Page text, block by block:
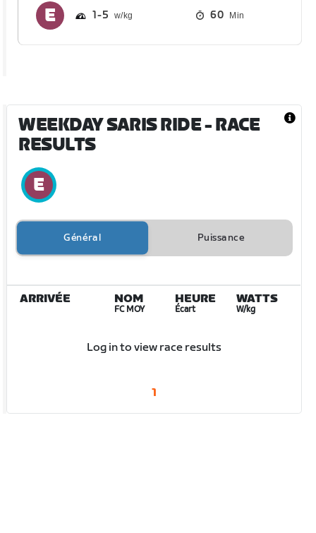
1 5 60 Min
WEEKDAY SARIS RIDE- RACE
RESULTS
Général Puissance
ARRIVÉE NOM
FC MOY
HEURE
Écart
WATTS
W/kg
Log in to view race results
1